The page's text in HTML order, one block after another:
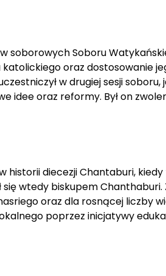
soborowych Soboru
katolickiego oraz dostosowanie
w drugiej sesji
idee oraz reformy. Był on
historii diecezji Chantaburi, kiedy
się wtedy biskupem
oraz dla rosnącej liczby
poprzez inicjatywy